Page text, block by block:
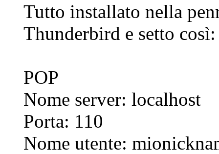
Tutto installato nella
Thunderbird e setto così:
POP
Nome server: localhost
Porta: 110
Nome utente: